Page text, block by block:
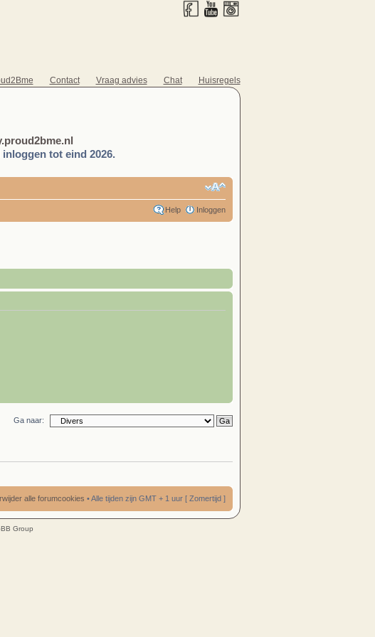
Contact Vraag advies Chat Huisregels
tot eind 2026.
Help Inloggen
Ga naar:
alle forumcookies • Alle tijden zijn GMT + 1 uur [ Zomertijd ]
Group